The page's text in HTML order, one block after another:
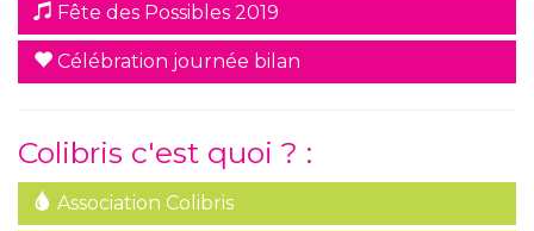
Fête des Possibles 2019
Célébration journée bilan
Colibris c'est quoi ? :
Association Colibris